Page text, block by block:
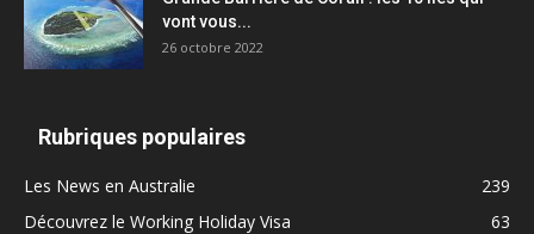
vont vous...
26 octobre 2022
Rubriques populaires
Les News en Australie
239
Découvrez le Working Holiday Visa
63